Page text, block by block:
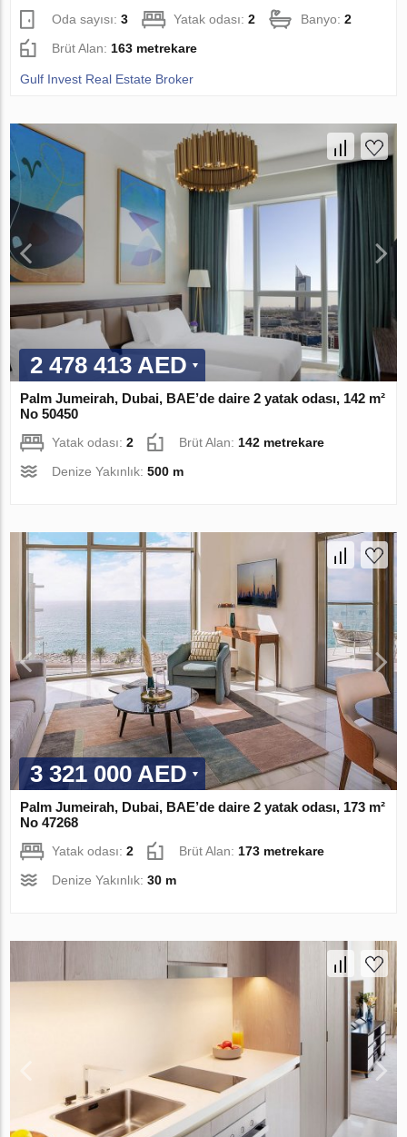
Oda sayısı:3 Yatak odası:2 Banyo:2
Brüt Alan:163 metrekare
Gulf Invest Real Estate Broker
2 478 413 AED
Palm Jumeirah, Dubai, BAE’de daire 2 yatak odası, 142 m²
No 50450
Yatak odası:2 Brüt Alan: 142 metrekare
Denize Yakınlık:500 m
3 321 000 AED
Palm Jumeirah, Dubai, BAE’de daire 2 yatak odası, 173 m²
No 47268
Yatak odası:2 Brüt Alan: 173 metrekare
Denize Yakınlık:30 m